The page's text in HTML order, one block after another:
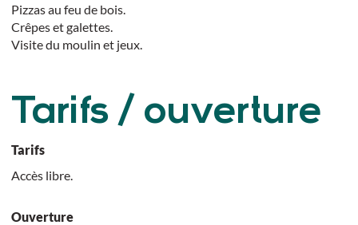
Pizzas au feu de bois.
Crêpes et galettes.
Visite du moulin et jeux.
Tarifs / ouverture
Tarifs
Accès libre.
Ouverture